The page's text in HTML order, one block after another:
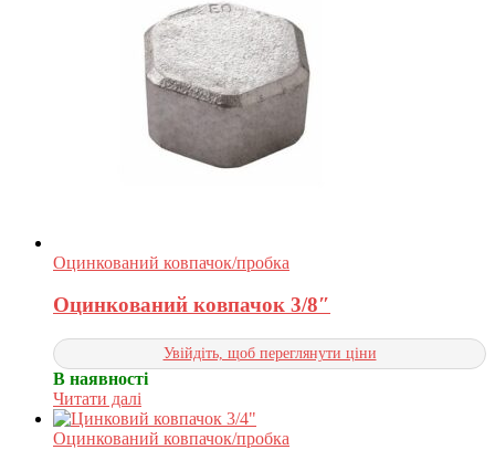
Оцинкований ковпачок/пробка
Оцинкований ковпачок 3/8″
Увійдіть, щоб переглянути ціни
В наявності
Читати далі
Оцинкований ковпачок/пробка